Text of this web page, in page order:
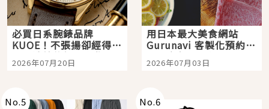
必買日系腕錶品牌
KUOE！不張揚卻經得起
時間洗鍊的經典之作五
選
2026年07月20日
用日本最大美食網站
Gurunavi 客製化預約九
大都市餐廳，打造專屬
美食體驗！
2026年07月03日
No.5 No.6